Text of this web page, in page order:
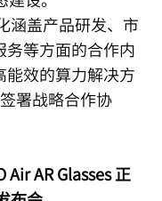
涵盖产品研发、市
等方面的合作内
效的算力解决方
署战略合作协
AR Glasses 正